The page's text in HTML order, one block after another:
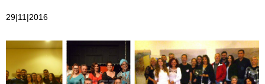
29|11|2016